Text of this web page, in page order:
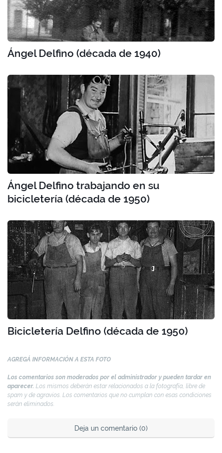
Ángel Delfino (década de 1940)
Ángel Delfino trabajando en su
bicicletería (década de 1950)
Bicicletería Delfino (década de 1950)
AGREGÁ INFORMACIÓN A ESTA FOTO
Los comentarios son moderados por el administrador y pueden tardar en
aparecer. Los mismos deberán estar relacionados a la fotografía, libre de
spam y de agravios. Los comentarios que no cumplan con esas condiciones
serán eliminados.
Deja un comentario (0)